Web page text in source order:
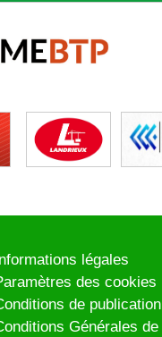
Informations légales
des cookies
de publication
Générales de